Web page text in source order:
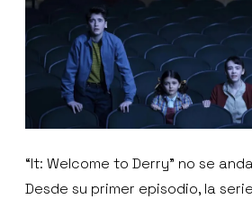
“It: Welcome to Derry” no se
Desde su primer episodio, la